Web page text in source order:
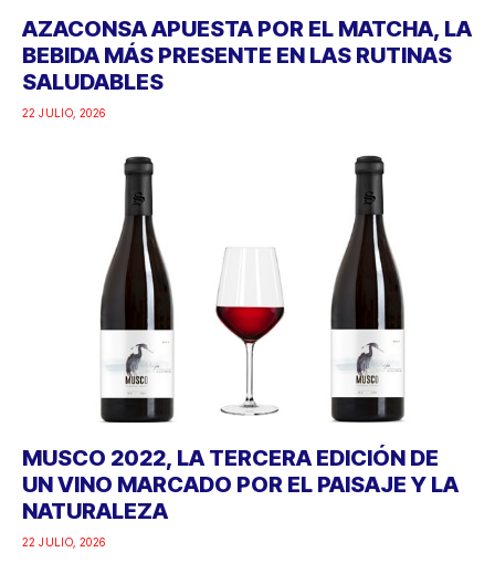
AZACONSA APUESTA POR EL MATCHA, LA
BEBIDA MÁS PRESENTE EN LAS RUTINAS
SALUDABLES
22 JULIO, 2026
MUSCO 2022, LA TERCERA EDICIÓN DE
UN VINO MARCADO POR EL PAISAJE Y LA
NATURALEZA
22 JULIO, 2026